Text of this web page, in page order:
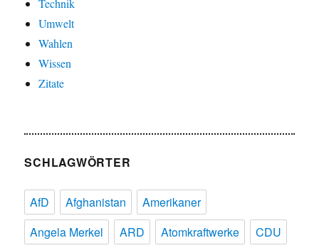
Technik
Umwelt
Wahlen
Wissen
Zitate
SCHLAGWÖRTER
AfD Afghanistan
Amerikaner
Angela Merkel
ARD Atomkraftwerke
CDU